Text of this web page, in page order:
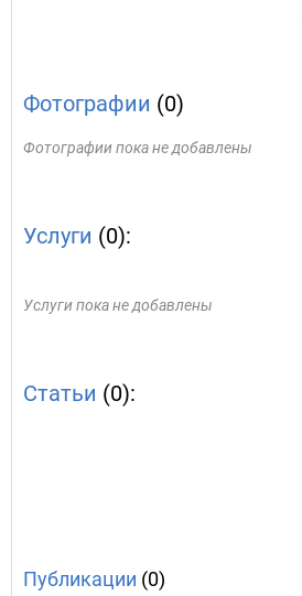
Фотографии (0)
Фотографии пока не добавлены
Услуги (0):
Услуги пока не добавлены
Статьи (0):
Публикации (0)